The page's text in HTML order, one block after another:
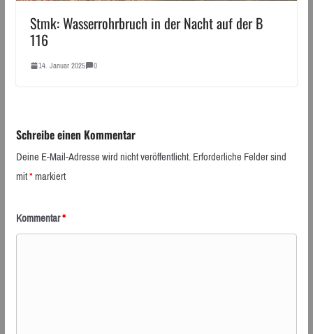
Stmk: Wasserrohrbruch in der Nacht auf der B
116
14. Januar 2025 0
Schreibe einen Kommentar
Deine E-Mail-Adresse wird nicht veröffentlicht.Erforderliche Felder sind
mit*markiert
Kommentar*